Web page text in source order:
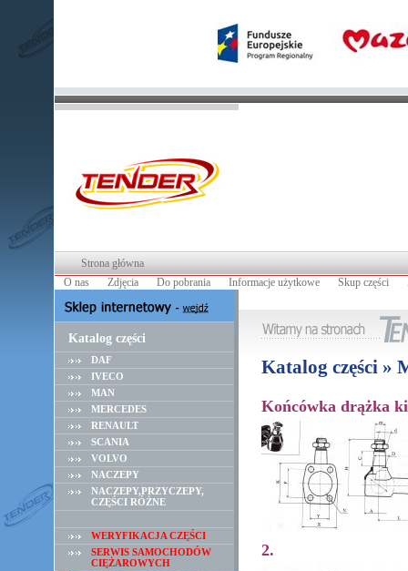
Strona główna
O nas
Zdjęcia Do pobrania Informacje użytkowe Skup części
Katalog części
DAF
IVECO
MAN
MERCEDES
RENAULT
SCANIA
VOLVO
NACZEPY
NACZEPY,PRZYCZEPY,
CZĘŚCI RÓŻNE
WERYFIKACJA CZĘŚCI
SERWIS SAMOCHODÓW
CIĘŻAROWYCH
Katalog części »
Końcówka drążka
2.